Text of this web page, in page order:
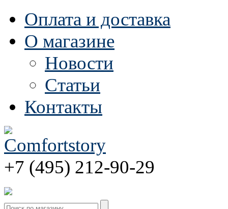
Оплата и доставка
О магазине
Новости
Статьи
Контакты
+7 (495) 212-90-29